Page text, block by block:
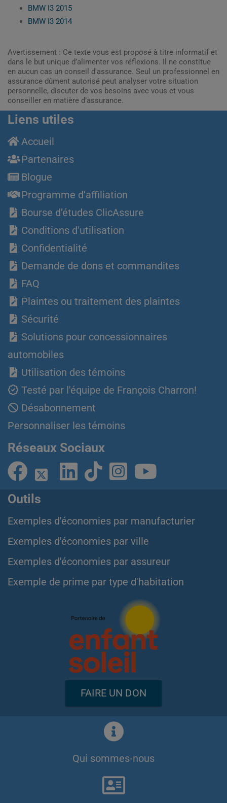
BMW I3 2015
BMW I3 2014
Avertissement : Ce texte vous est proposé à titre informatif et
dans le but unique d’alimenter vos réflexions. Il ne constitue
en aucun cas un conseil d'assurance. Seul un professionnel en
assurance dûment autorisé peut analyser votre situation
personnelle, discuter de vos besoins avec vous et vous
conseiller en matière d’assurance.
Liens utiles
Accueil
Partenaires
Blogue
Programme d'affiliation
Bourse d’études ClicAssure
Conditions d'utilisation
Confidentialité
Demande de dons et commandites
FAQ
Plaintes ou traitement des plaintes
Sécurité
Solutions pour concessionnaires
automobiles
Utilisation des témoins
Testé par l'équipe de François Charron!
Désabonnement
Personnaliser les témoins
Réseaux Sociaux
Outils
Exemples d'économies par manufacturier
Exemples d'économies par ville
Exemples d'économies par assureur
Exemple de prime par type d'habitation
FAIRE UN DON
Qui sommes-nous